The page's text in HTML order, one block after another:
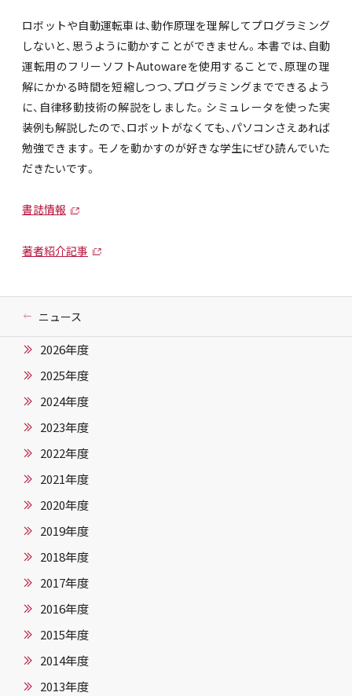
ロボットや自動運転車は、動作原理を理解してプログラミング
しないと、思うように動かすことができません。本書では、自動
運転用のフリーソフトAutowareを使用することで、原理の理
解にかかる時間を短縮しつつ、プログラミングまでできるよう
に、自律移動技術の解説をしました。シミュレータを使った実
装例も解説したので、ロボットがなくても、パソコンさえあれば
勉強できます。モノを動かすのが好きな学生にぜひ読んでいた
だきたいです。
書誌情報
著者紹介記事
ニュース
2026年度
2025年度
2024年度
2023年度
2022年度
2021年度
2020年度
2019年度
2018年度
2017年度
2016年度
2015年度
2014年度
2013年度